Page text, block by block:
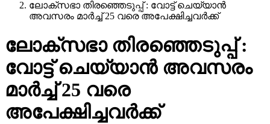
ലോക്സഭാ തിരഞ്ഞെടുപ്പ് : വോട്ട് ചെയ്യാൻ
അവസരം മാർച്ച് 25 വരെ അപേക്ഷിച്ചവർക്ക്
ലോക്സഭാ തിരഞ്ഞെടുപ്പ് :
വോട്ട് ചെയ്യാൻ അവസരം
മാർച്ച് 25 വരെ
അപേക്ഷിച്ചവർക്ക്